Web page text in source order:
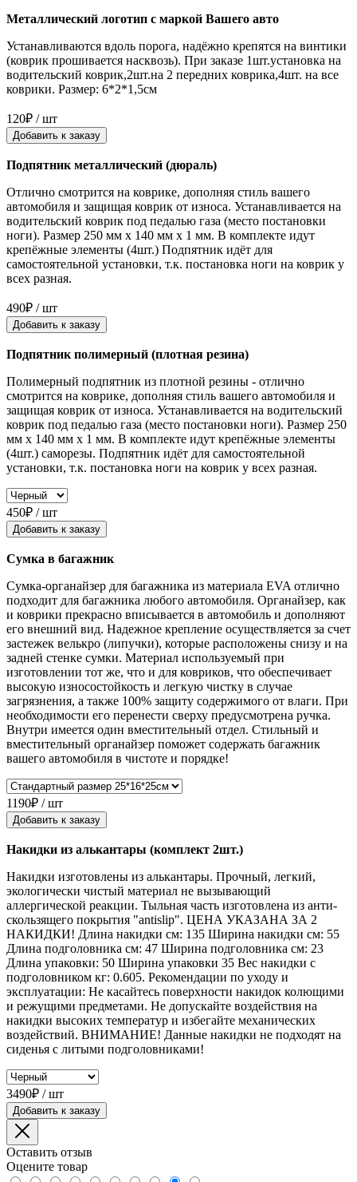
Металлический логотип с маркой Вашего авто
Устанавливаются вдоль порога, надёжно крепятся на винтики
(коврик прошивается насквозь). При заказе 1шт.установка на
водительский коврик,2шт.на 2 передних коврика,4шт. на все
коврики. Размер: 6*2*1,5см
120₽ / шт
Добавить к заказу
Подпятник металлический (дюраль)
Отлично смотрится на коврике, дополняя стиль вашего
автомобиля и защищая коврик от износа. Устанавливается на
водительский коврик под педалью газа (место постановки
ноги). Размер 250 мм x 140 мм x 1 мм. В комплекте идут
крепёжные элементы (4шт.) Подпятник идёт для
самостоятельной установки, т.к. постановка ноги на коврик у
всех разная.
490₽ / шт
Добавить к заказу
Подпятник полимерный (плотная резина)
Полимерный подпятник из плотной резины - отлично
смотрится на коврике, дополняя стиль вашего автомобиля и
защищая коврик от износа. Устанавливается на водительский
коврик под педалью газа (место постановки ноги). Размер 250
мм x 140 мм x 1 мм. В комплекте идут крепёжные элементы
(4шт.) саморезы. Подпятник идёт для самостоятельной
установки, т.к. постановка ноги на коврик у всех разная.
450₽ / шт
Добавить к заказу
Сумка в багажник
Сумка-органайзер для багажника из материала EVA отлично
подходит для багажника любого автомобиля. Органайзер, как
и коврики прекрасно вписывается в автомобиль и дополняют
его внешний вид. Надежное крепление осуществляется за счет
застежек велькро (липучки), которые расположены снизу и на
задней стенке сумки. Материал используемый при
изготовлении тот же, что и для ковриков, что обеспечивает
высокую износостойкость и легкую чистку в случае
загрязнения, а также 100% защиту содержимого от влаги. При
необходимости его перенести сверху предусмотрена ручка.
Внутри имеется один вместительный отдел. Стильный и
вместительный органайзер поможет содержать багажник
вашего автомобиля в чистоте и порядке!
1190₽ / шт
Добавить к заказу
Накидки из алькантары (комплект 2шт.)
Накидки изготовлены из алькантары. Прочный, легкий,
экологически чистый материал не вызывающий
аллергической реакции. Тыльная часть изготовлена из анти-
скользящего покрытия "antislip". ЦЕНА УКАЗАНА ЗА 2
НАКИДКИ! Длина накидки см: 135 Ширина накидки см: 55
Длина подголовника см: 47 Ширина подголовника см: 23
Длина упаковки: 50 Ширина упаковки 35 Вес накидки с
подголовником кг: 0.605. Рекомендации по уходу и
эксплуатации: Не касайтесь поверхности накидок колющими
и режущими предметами. Не допускайте воздействия на
накидки высоких температур и избегайте механических
воздействий. ВНИМАНИЕ! Данные накидки не подходят на
сиденья с литыми подголовниками!
3490₽ / шт
Добавить к заказу
Оставить отзыв
Оцените товар